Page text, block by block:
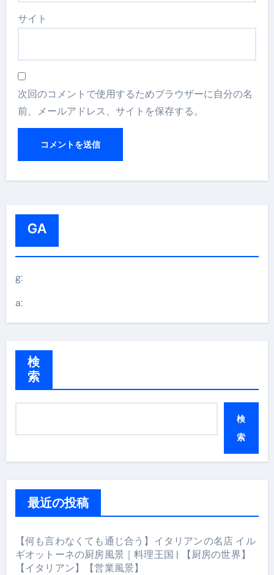
サイト
次回のコメントで使用するためブラウザーに自分の名
前、メールアドレス、サイトを保存する。
GA
g:
a:
検
索
検
索
最近の投稿
【何も言わなくても通じ合う】イタリアンの名店 イル
ギオットーネの厨房風景｜料理王国 | 【厨房の世界】
【イタリアン】【営業風景】